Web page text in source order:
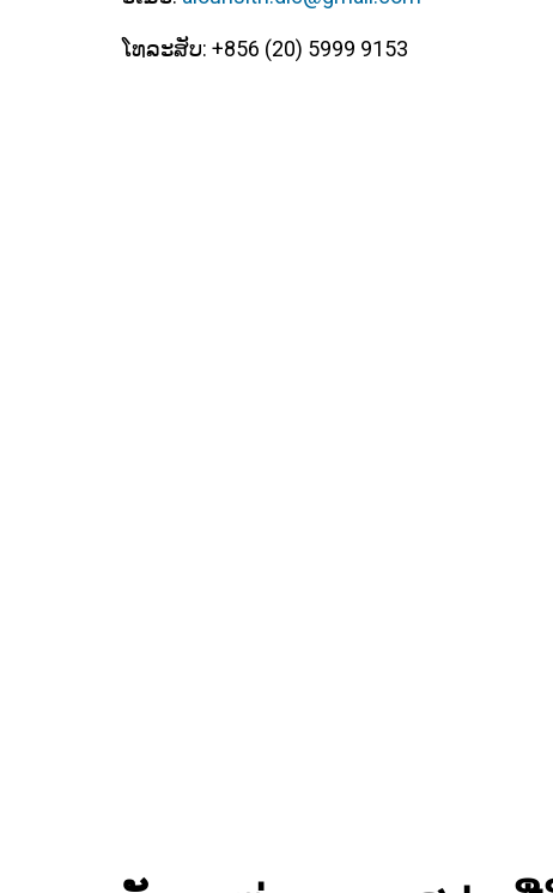
ໂທລະສັບ: +856 (20) 5999 9153